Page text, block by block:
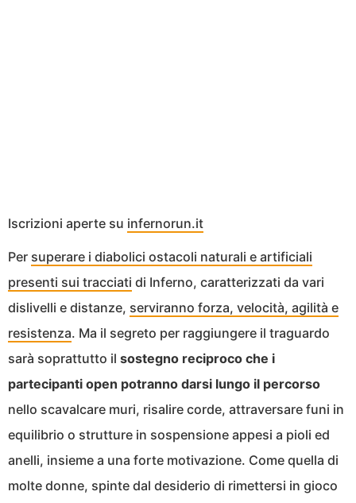
Iscrizioni aperte su infernorun.it
Per superare i diabolici ostacoli naturali e artificiali
presenti sui tracciati di Inferno, caratterizzati da vari
dislivelli e distanze, serviranno forza, velocità, agilità e
resistenza. Ma il segreto per raggiungere il traguardo
sarà soprattutto il sostegno reciproco che i
partecipanti open potranno darsi lungo il percorso
nello scavalcare muri, risalire corde, attraversare funi in
equilibrio o strutture in sospensione appesi a pioli ed
anelli, insieme a una forte motivazione. Come quella di
molte donne, spinte dal desiderio di rimettersi in gioco